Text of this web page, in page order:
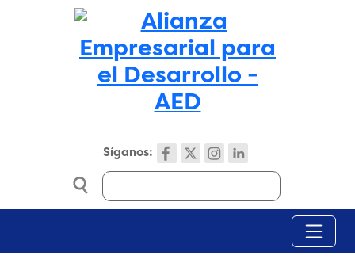
Skip to main content
Síganos:
Search